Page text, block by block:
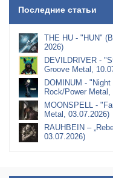
Последние статьи
THE HU - "HUN"
2026)
DEVILDRIVER -
Groove Metal,
DOMINUM -
Rock/Power Metal,
MOONSPELL -
Metal, 03.07.2026)
RAUHBEIN –
03.07.2026)